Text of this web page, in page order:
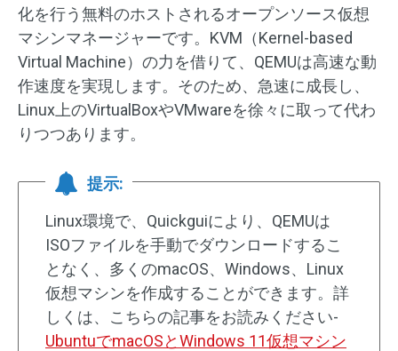
化を行う無料のホストされるオープンソース仮想
マシンマネージャーです。KVM（Kernel-based
Virtual Machine）の力を借りて、QEMUは高速な動
作速度を実現します。そのため、急速に成長し、
Linux上のVirtualBoxやVMwareを徐々に取って代わ
りつつあります。
提示:
Linux環境で、Quickguiにより、QEMUは
ISOファイルを手動でダウンロードするこ
となく、多くのmacOS、Windows、Linux
仮想マシンを作成することができます。詳
しくは、こちらの記事をお読みください-
UbuntuでmacOSとWindows 11仮想マシン